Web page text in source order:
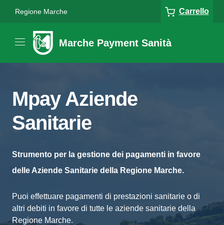
Regione Marche Carrello
Marche Payment Sanità
Mpay Aziende
Sanitarie
Strumento per la gestione dei pagamenti in favore
delle Aziende Sanitarie della Regione Marche.
Puoi effettuare pagamenti di prestazioni sanitarie o di
altri debiti in favore di tutte le aziende sanitarie della
Regione Marche.